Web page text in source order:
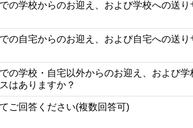
の学校からのお迎え、および学校への送り
の自宅からのお迎え、および自宅への送り
の学校・自宅以外からのお迎え、および学
はありますか？
ご回答ください(複数回答可)